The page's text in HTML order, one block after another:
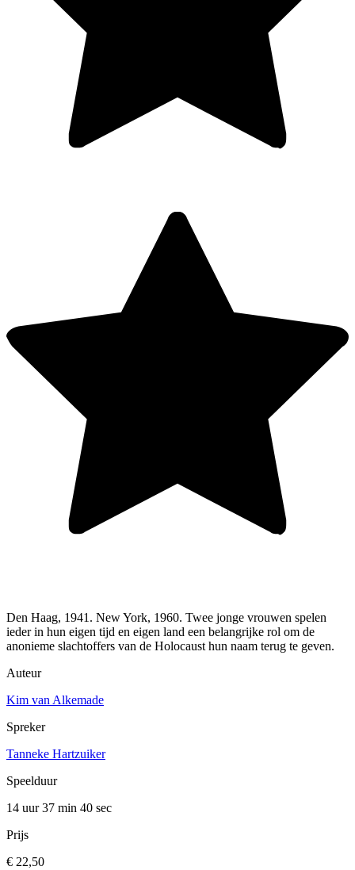
Den Haag, 1941. New York, 1960. Twee jonge vrouwen spelen
ieder in hun eigen tijd en eigen land een belangrijke rol om de
anonieme slachtoffers van de Holocaust hun naam terug te geven.
Auteur
Kim van Alkemade
Spreker
Tanneke Hartzuiker
Speelduur
14 uur 37 min 40 sec
Prijs
€ 22,50